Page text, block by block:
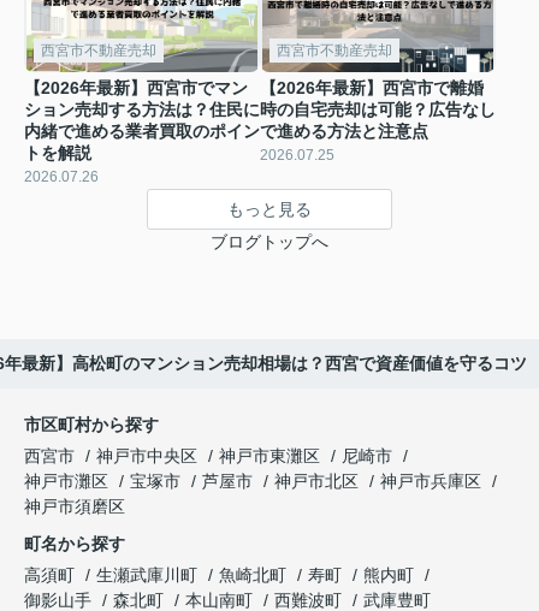
西宮市不動産売却
【2026年最新】西宮市でマン
ション売却する方法は？住民に
内緒で進める業者買取のポイン
トを解説
2026.07.26
西宮市不動産売却
【2026年最新】西宮市で離婚
時の自宅売却は可能？広告なし
で進める方法と注意点
2026.07.25
もっと見る
ブログトップへ
最新】高松町のマンション売却相場は？西宮で資産価値を守るコツ
市区町村から探す
西宮市
神戸市中央区 神戸市東灘区
尼崎市
神戸市灘区
宝塚市 芦屋市 神戸市北区
神戸市兵庫区
神戸市須磨区
町名から探す
高須町
生瀬武庫川町 魚崎北町 寿町
熊内町
御影山手
森北町 本山南町 西難波町
武庫豊町